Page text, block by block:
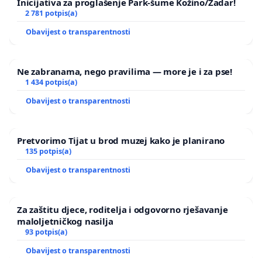
Inicijativa za proglašenje Park-šume Kožino/Zadar!
2 781 potpis(a)
Obavijest o transparentnosti
Ne zabranama, nego pravilima — more je i za pse!
1 434 potpis(a)
Obavijest o transparentnosti
Pretvorimo Tijat u brod muzej kako je planirano
135 potpis(a)
Obavijest o transparentnosti
Za zaštitu djece, roditelja i odgovorno rješavanje
maloljetničkog nasilja
93 potpis(a)
Obavijest o transparentnosti